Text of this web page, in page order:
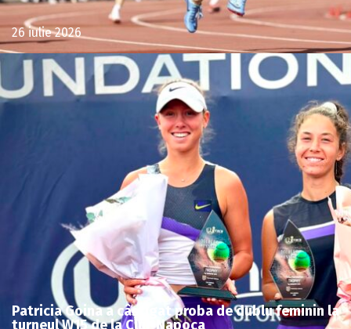
26 iulie 2026
Patricia Goina a câștigat proba de dublu feminin la
turneul W15 de la Cluj-Napoca